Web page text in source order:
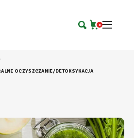
0
OCZYSZCZANIE/DETOKSYKACJA